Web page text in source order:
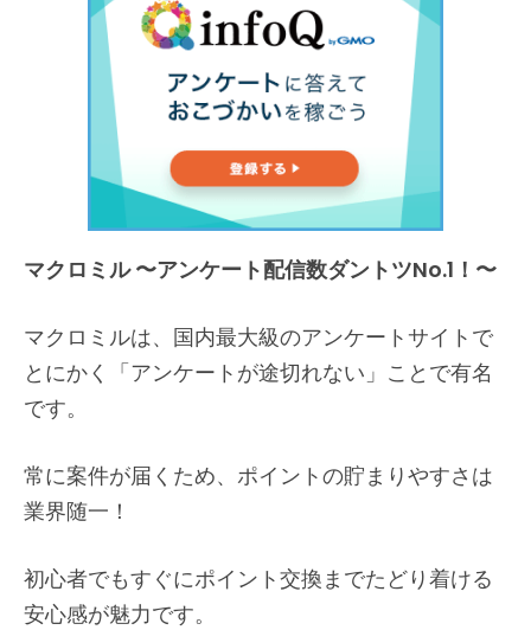
マクロミル 〜アンケート配信数ダントツNo.1！〜
マクロミルは、国内最大級のアンケートサイトで
とにかく「アンケートが途切れない」ことで有名
です。
常に案件が届くため、ポイントの貯まりやすさは
業界随一！
初心者でもすぐにポイント交換までたどり着ける
安心感が魅力です。